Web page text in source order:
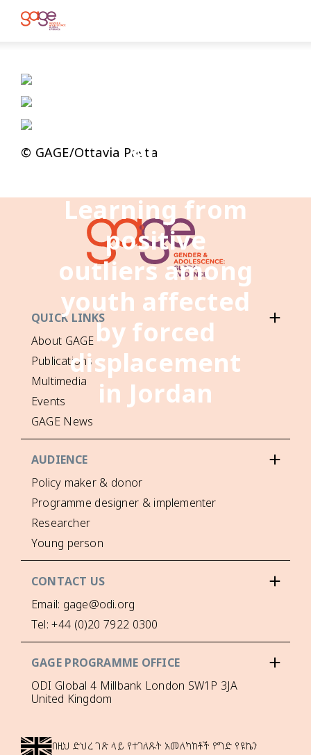
© Herwig UNICEF 2017
and
Learning from
positive
outliers among
youth affected
by forced
displacement
in Jordan
© GAGE/Ottavia Pasta
QUICK LINKS
About GAGE
Publications
Multimedia
Events
GAGE News
AUDIENCE
Policy maker & donor
Programme designer & implementer
Researcher
Young person
CONTACT US
Email: gage@odi.org
Tel: +44 (0)20 7922 0300
GAGE PROGRAMME OFFICE
ODI Global 4 Millbank London SW1P 3JA
United Kingdom
በዚህ ድህረ ገጽ ላይ የተገለጹት አመለካከቶች የግድ የዩኬን